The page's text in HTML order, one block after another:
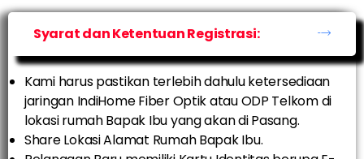
Syarat dan Ketentuan Registrasi:
Kami harus pastikan terlebih dahulu ketersediaan
jaringan IndiHome Fiber Optik atau ODP Telkom di
lokasi rumah Bapak Ibu yang akan di Pasang.
Share Lokasi Alamat Rumah Bapak Ibu.